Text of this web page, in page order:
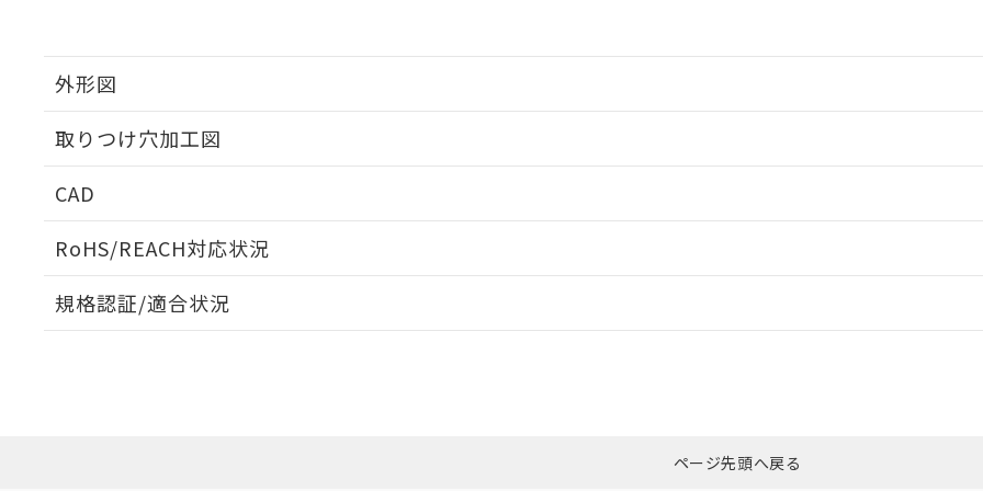
外形図
取りつけ穴加工図
CAD
RoHS/REACH対応状況
EU RoHS 注意事項・凡例
ダウンロードはこちら
規格認証/適合状況
ページ先頭へ戻る